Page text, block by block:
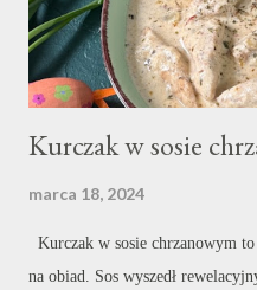
dok...
Kurczak w sosie
marca 18, 2024
Kurczak w sosie chrzanowym
na obiad. Sos wyszedł